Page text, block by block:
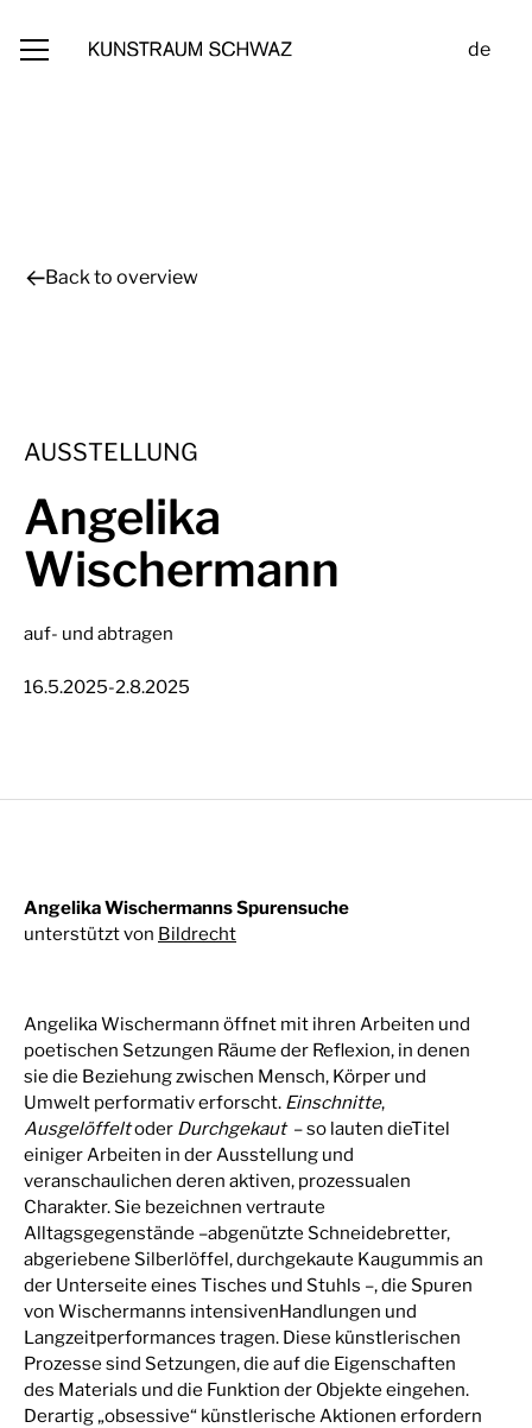
de
Back to overview
AUSSTELLUNG
Angelika
Wischermann
auf- und abtragen
16.5.2025-2.8.2025
Angelika Wischermanns Spurensuche
unterstützt von Bildrecht
Angelika Wischermann öffnet mit ihren Arbeiten und
poetischen Setzungen Räume der Reflexion, in denen
sie die Beziehung zwischen Mensch, Körper und
Umwelt performativ erforscht. Einschnitte,
Ausgelöffeltoder Durchgekaut– so lauten dieTitel
einiger Arbeiten in der Ausstellung und
veranschaulichen deren aktiven, prozessualen
Charakter. Sie bezeichnen vertraute
Alltagsgegenstände –abgenützte Schneidebretter,
abgeriebene Silberlöffel, durchgekaute Kaugummis an
der Unterseite eines Tisches und Stuhls –, die Spuren
von Wischermanns intensivenHandlungen und
Langzeitperformances tragen. Diese künstlerischen
Prozesse sind Setzungen, die auf die Eigenschaften
des Materials und die Funktion der Objekte eingehen.
Derartig „obsessive“ künstlerische Aktionen erfordern